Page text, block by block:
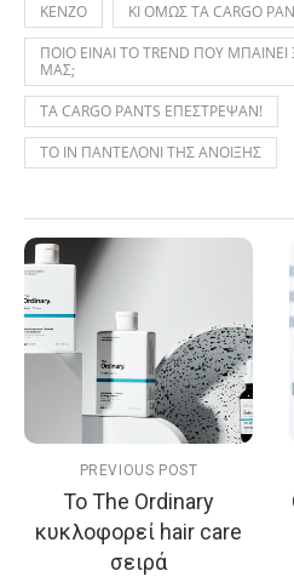
ΚΕΝΖΟ
ΚΙ ΟΜΩΣ ΤΑ CARGO
ΠΟΙΟ ΕΙΝΑΙ ΤΟ TREND ΠΟΥ
ΜΑΣ;
ΤΑ CARGO PANTS ΕΠΕΣΤΡΕΨΑΝ!
ΤΟ IN ΠΑΝΤΕΛΟΝΙ ΤΗΣ ΑΝΟΙΞΗΣ
PREVIOUS POST
Το The Ordinary
κυκλοφορεί hair care
σειρά